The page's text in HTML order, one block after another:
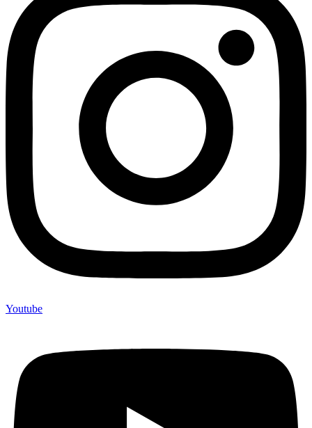
Youtube